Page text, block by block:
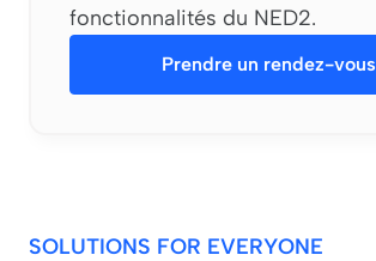
fonctionnalités du NED2.
Prendre un rendez-vous
SOLUTIONS FOR EVERYONE